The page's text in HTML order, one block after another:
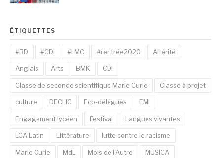
ÉTIQUETTES
#BD #CDI #LMC #rentrée2020 Altérité
Anglais Arts BMK CDI
Classe de seconde scientifique Marie Curie Classe à projet
culture DECLIC Eco-délégués EMI
Engagement lycéen Festival Langues vivantes
LCA Latin Littérature lutte contre le racisme
Marie Curie MdL Mois de l'Autre MUSICA